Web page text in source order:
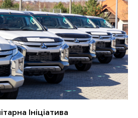
Ініціатива